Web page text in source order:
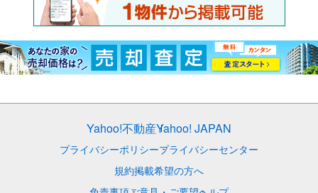
Yahoo!不動産Yahoo! JAPAN
プライバシーポリシープライバシーセンター
規約掲載希望の方へ